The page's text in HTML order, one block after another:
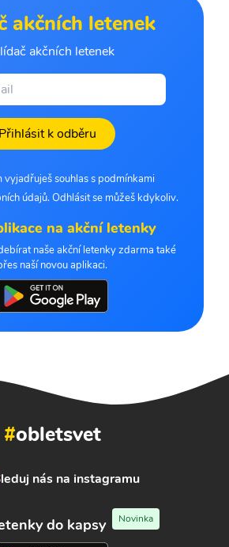
akčních letenek
akčních letenek
Přihlásit k odběru
vyjadřuješ souhlas s podmínkami
údajů. Odhlásit se můžeš kdykoliv.
na akční letenky
naše akční letenky zdarma také
naší novou aplikaci.
#obletsvet
nás na instagramu
do kapsy Novinka